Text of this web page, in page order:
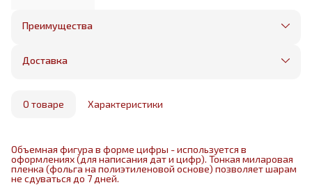
Преимущества
Оплата частями в Сплит
Бесплатная доставка в пределах КАД
маркетплейса
Доставка
О товаре Характеристики
Объемная фигура в форме цифры - используется в
оформлениях (для написания дат и цифр). Тонкая миларовая
пленка (фольга на полиэтиленовой основе) позволяет шарам
не сдуваться до 7 дней.